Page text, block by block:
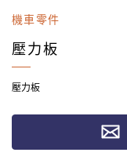
機車零件
壓力板
壓力板